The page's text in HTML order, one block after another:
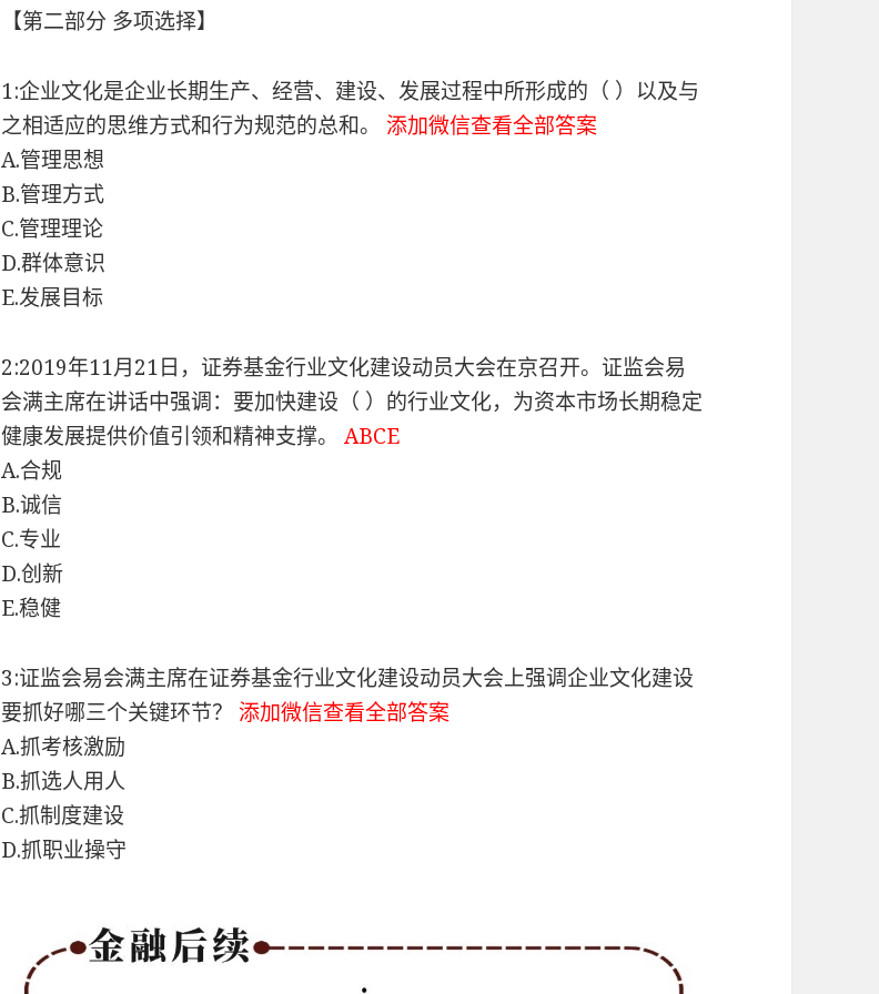
【第二部分 多项选择】
1:企业文化是企业长期生产、经营、建设、发展过程中所形成的（ ）以及与
之相适应的思维方式和行为规范的总和。 添加微信查看全部答案
A.管理思想
B.管理方式
C.管理理论
D.群体意识
E.发展目标
2:2019年11月21日，证券基金行业文化建设动员大会在京召开。证监会易
会满主席在讲话中强调：要加快建设（ ）的行业文化，为资本市场长期稳定
健康发展提供价值引领和精神支撑。ABCE
A.合规
B.诚信
C.专业
D.创新
E.稳健
3:证监会易会满主席在证券基金行业文化建设动员大会上强调企业文化建设
要抓好哪三个关键环节？ 添加微信查看全部答案
A.抓考核激励
B.抓选人用人
C.抓制度建设
D.抓职业操守